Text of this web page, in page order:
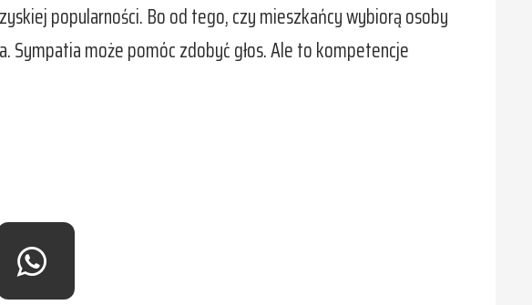
popularności. Bo od tego, czy mieszkańcy wybiorą osoby
może pomóc zdobyć głos. Ale to kompetencje